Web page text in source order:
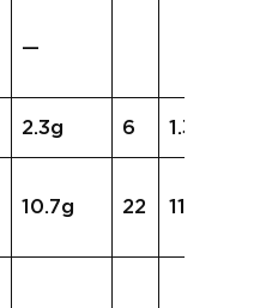
—
2.3g 6 1.3g
10.7g 22 11.8g